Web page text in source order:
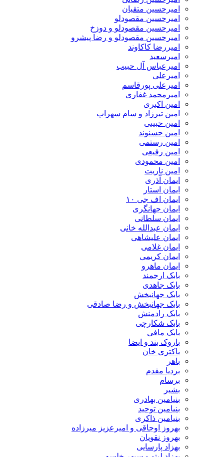
امیرحسین متقیان
امیرحسین مقصودلو
امیرحسین مقصودلو و دوزخ
امیرحسین مقصودلو و رضا پیشرو
امیررضا کاکاوند
امیرسعید
امیرعباس آل حبیب
امیرعلی
امیرعلی پورقاسم
امیرمحمد غفاری
امین اکبری
امین تیرزاد و سام سهراب
امین حبیبی
امین حسنوند
امین رستمی
امین رفیعی
امین محمودی
امین ناریت
ایمان آذری
ایمان استار
ایمان اف جی ۱۰
ایمان جهانگری
ایمان سلطانی
ایمان عبدالله خانی
ایمان علیشاهی
ایمان غلامی
ایمان کریمی
ایمان ماهرو
بابک ارجمند
بابک جاهدی
بابک جهانبخش
بابک جهانبخش و رضا صادقی
بابک رادمنش
بابک شکارچی
بابک مافی
باروک بند و ایضا
باکتری خان
باهر
بردیا مقدم
برسام
بشیر
بنیامین بهادری
بنیامین توحید
بنیامین ذاکری
بهروز اوجاقی و امیرعزیز میرزاده
بهروز نقویان
بهزاد پارسایی